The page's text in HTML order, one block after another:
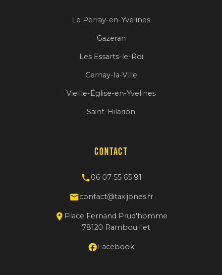
Le Perray-en-Yvelines
Gazeran
Les Essarts-le-Roi
Cernay-la-Ville
Vieille-Église-en-Yvelines
Saint-Hilarion
Contact
06 07 55 65 91
contact@taxijones.fr
Place Fernand Prud'homme
78120 Rambouillet
Facebook